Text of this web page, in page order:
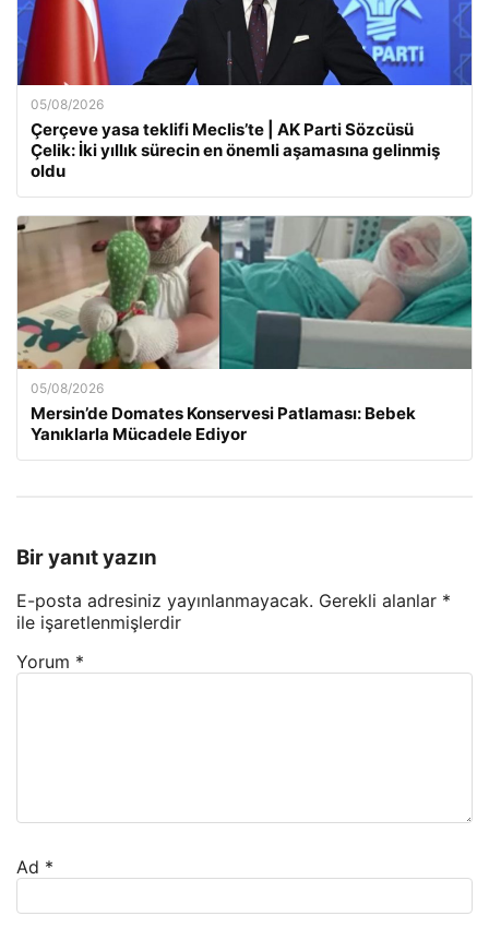
05/08/2026
Çerçeve yasa teklifi Meclis’te | AK Parti Sözcüsü
Çelik: İki yıllık sürecin en önemli aşamasına gelinmiş
oldu
05/08/2026
Mersin’de Domates Konservesi Patlaması: Bebek
Yanıklarla Mücadele Ediyor
Bir yanıt yazın
E-posta adresiniz yayınlanmayacak. Gerekli alanlar *
ile işaretlenmişlerdir
Yorum *
Ad *